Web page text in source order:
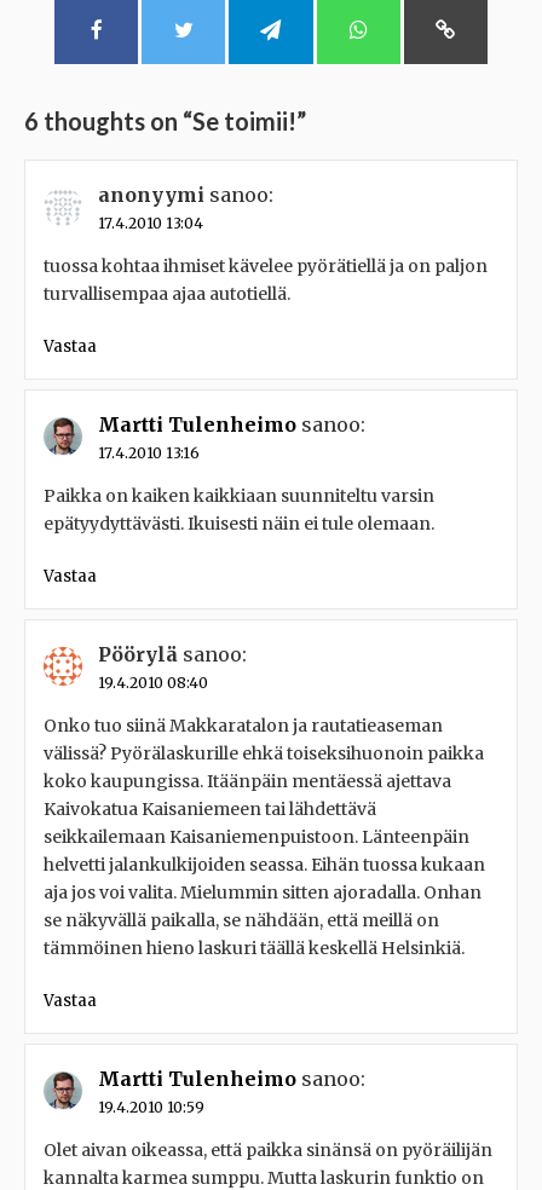
6 thoughts on “Se toimii!”
anonyymi sanoo:
17.4.2010 13:04
tuossa kohtaa ihmiset kävelee pyörätiellä ja on paljon
turvallisempaa ajaa autotiellä.
Vastaa
Martti Tulenheimo sanoo:
17.4.2010 13:16
Paikka on kaiken kaikkiaan suunniteltu varsin
epätyydyttävästi. Ikuisesti näin ei tule olemaan.
Vastaa
Pöörylä sanoo:
19.4.2010 08:40
Onko tuo siinä Makkaratalon ja rautatieaseman
välissä? Pyörälaskurille ehkä toiseksihuonoin paikka
koko kaupungissa. Itäänpäin mentäessä ajettava
Kaivokatua Kaisaniemeen tai lähdettävä
seikkailemaan Kaisaniemenpuistoon. Länteenpäin
helvetti jalankulkijoiden seassa. Eihän tuossa kukaan
aja jos voi valita. Mielummin sitten ajoradalla. Onhan
se näkyvällä paikalla, se nähdään, että meillä on
tämmöinen hieno laskuri täällä keskellä Helsinkiä.
Vastaa
Martti Tulenheimo sanoo:
19.4.2010 10:59
Olet aivan oikeassa, että paikka sinänsä on pyöräilijän
kannalta karmea sumppu. Mutta laskurin funktio on